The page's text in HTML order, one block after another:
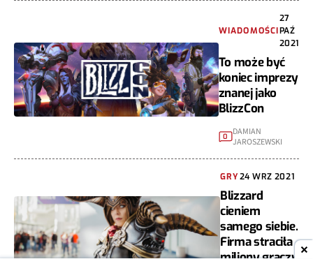
WIADOMOŚCI
27
PAŹ
2021
To może być
koniec imprezy
znanej jako
BlizzCon
0 DAMIAN
JAROSZEWSKI
GRY24 WRZ 2021
Blizzard
cieniem
samego siebie.
Firma straciła
miliony graczy